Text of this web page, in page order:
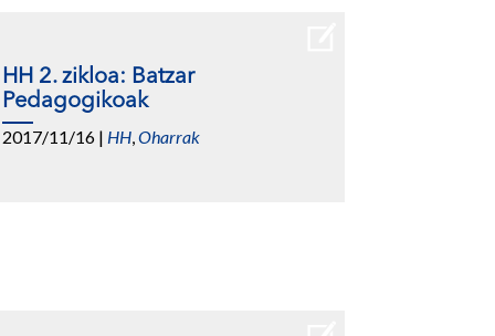
HH 2. zikloa: Batzar
Pedagogikoak
2017/11/16 | HH,Oharrak